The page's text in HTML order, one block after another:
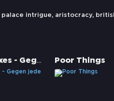
palace intrigue, aristocracy,
Battle of the Sexes - Gegen jede Regel Poor Things